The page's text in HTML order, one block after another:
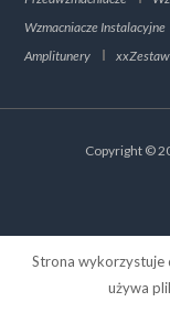
Wzmacniacze Instalacyjne
Amplitunery
Copyright ©
Strona wykorzystuje
używa